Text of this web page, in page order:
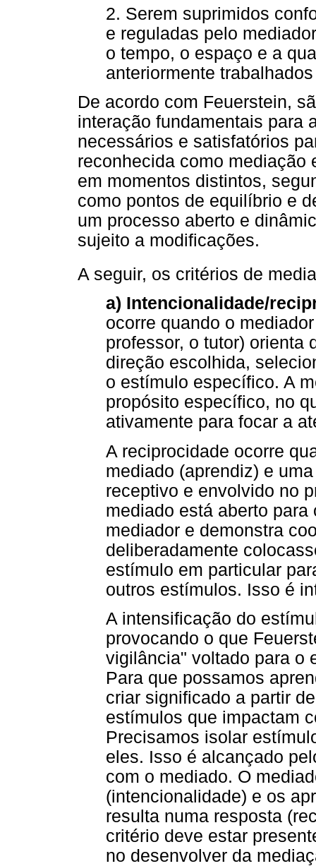
2. Serem suprimidos
e reguladas pelo
o tempo, o espaço e a
anteriormente
De acordo com Feuerstein,
interação fundamentais para
necessários e satisfatórios
reconhecida como mediação
em momentos distintos,
como pontos de equilíbrio e
um processo aberto e
sujeito a modificações.
A seguir, os critérios de
a) Intencionalidade/
ocorre quando o
professor, o tutor) orienta
direção escolhida,
o estímulo específico. A
propósito específico, no
ativamente para focar a
A reciprocidade ocorre
mediado (aprendiz) e
receptivo e envolvido no
mediado está aberto
mediador e demonstra
deliberadamente
estímulo em particular
outros estímulos. Isso é
A intensificação do
provocando o que
vigilância" voltado para o
Para que possamos
criar significado a partir
estímulos que impactam
Precisamos isolar
eles. Isso é alcançado
com o mediado. O
(intencionalidade) e os
resulta numa resposta
critério deve estar
no desenvolver da